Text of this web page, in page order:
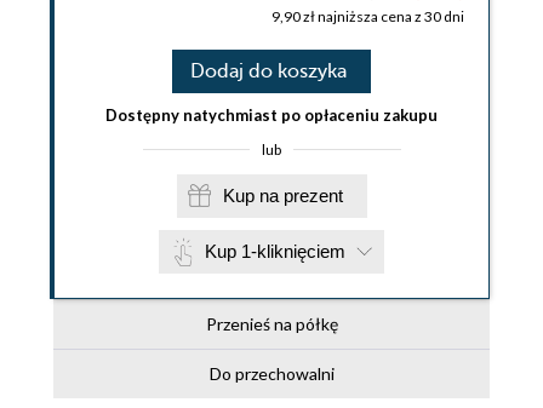
9,90 zł najniższa cena z 30 dni
Dodaj do koszyka
Dostępny natychmiast po opłaceniu zakupu
lub
Kup na prezent
Kup 1-kliknięciem
Przenieś na półkę
Do przechowalni